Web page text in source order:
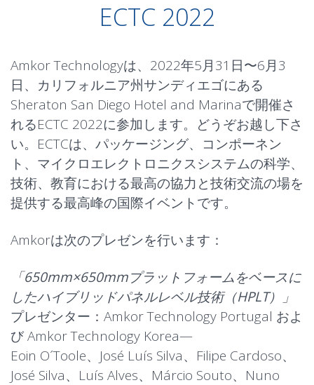
ECTC 2022
Amkor Technologyは、2022年5月31日〜6月3
日、カリフォルニア州サンディエゴにある
Sheraton San Diego Hotel and Marinaで開催さ
れるECTC 2022に参加します。どうぞお越し下さ
い。ECTCは、パッケージング、コンポーネン
ト、マイクロエレクトロニクスシステムの科学、
技術、教育における最高の協力と技術交流の場を
提供する最高峰の国際イベントです。
Amkorは次のプレゼンを行います：
「650mm×650mmプラットフォームをベースに
したハイブリッドパネルレベル技術（HPLT）」
プレゼンター：Amkor Technology Portugal およ
び Amkor Technology Korea—
Eoin O´Toole、José Luís Silva、Filipe Cardoso、
José Silva、Luís Alves、Márcio Souto、Nuno